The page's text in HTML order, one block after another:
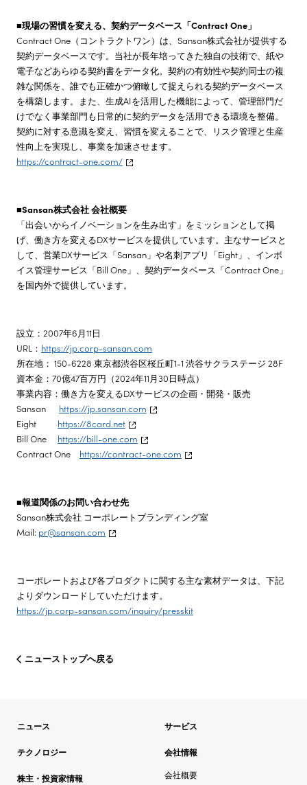
■現場の習慣を変える、契約データベース「Contract One」
Contract One（コントラクトワン）は、Sansan株式会社が提供する
契約データベースです。当社が長年培ってきた独自の技術で、紙や
電子などあらゆる契約書をデータ化。契約の有効性や契約同士の複
雑な関係を、誰でも正確かつ俯瞰して捉えられる契約データベース
を構築します。また、生成AIを活用した機能によって、管理部門だ
けでなく事業部門も日常的に契約データを活用できる環境を整備。
契約に対する意識を変え、習慣を変えることで、リスク管理と生産
性向上を実現し、事業を加速させます。
https://contract-one.com/
■Sansan株式会社 会社概要
「出会いからイノベーションを生み出す」をミッションとして掲
げ、働き方を変えるDXサービスを提供しています。主なサービスと
して、営業DXサービス「Sansan」や名刺アプリ「Eight」、インボ
イス管理サービス「Bill One」、契約データベース「Contract One」
を国内外で提供しています。
設立：2007年6月11日
URL： https://jp.corp-sansan.com
所在地： 150-6228 東京都渋谷区桜丘町1-1 渋谷サクラステージ 28F
資本金：70億47百万円（2024年11月30日時点）
事業内容：働き方を変えるDXサービスの企画・開発・販売
Sansan https://jp.sansan.com
Eight https://8card.net
Bill One https://bill-one.com
Contract One https://contract-one.com
■報道関係のお問い合わせ先
Sansan株式会社 コーポレートブランディング室
Mail: pr@sansan.com
コーポレートおよび各プロダクトに関する主な素材データは、下記
よりダウンロードしていただけます。
https://jp.corp-sansan.com/inquiry/presskit
ニューストップへ戻る
ニュース サービス
テクノロジー
会社情報
会社概要
株主・投資家情報